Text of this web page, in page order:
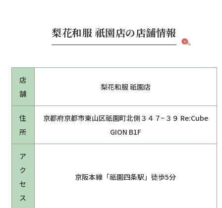
梨花和服 祇園店の店舗情報
店
舗
梨花和服 祇園店
住
所
京都府京都市東山区祇園町北側３４７−３９ Re:Cube
GION B1F
ア
ク
セ
ス
京阪本線「祇園四条駅」徒歩5分